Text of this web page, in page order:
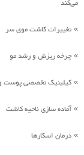
می‌کند
» تغییرات کاشت موی سر
» چرخه ریزش و رشد مو
» کیلینیک تخصصی پوست
»آماده سازی ناحیه کاشت
» درمان اسکارها